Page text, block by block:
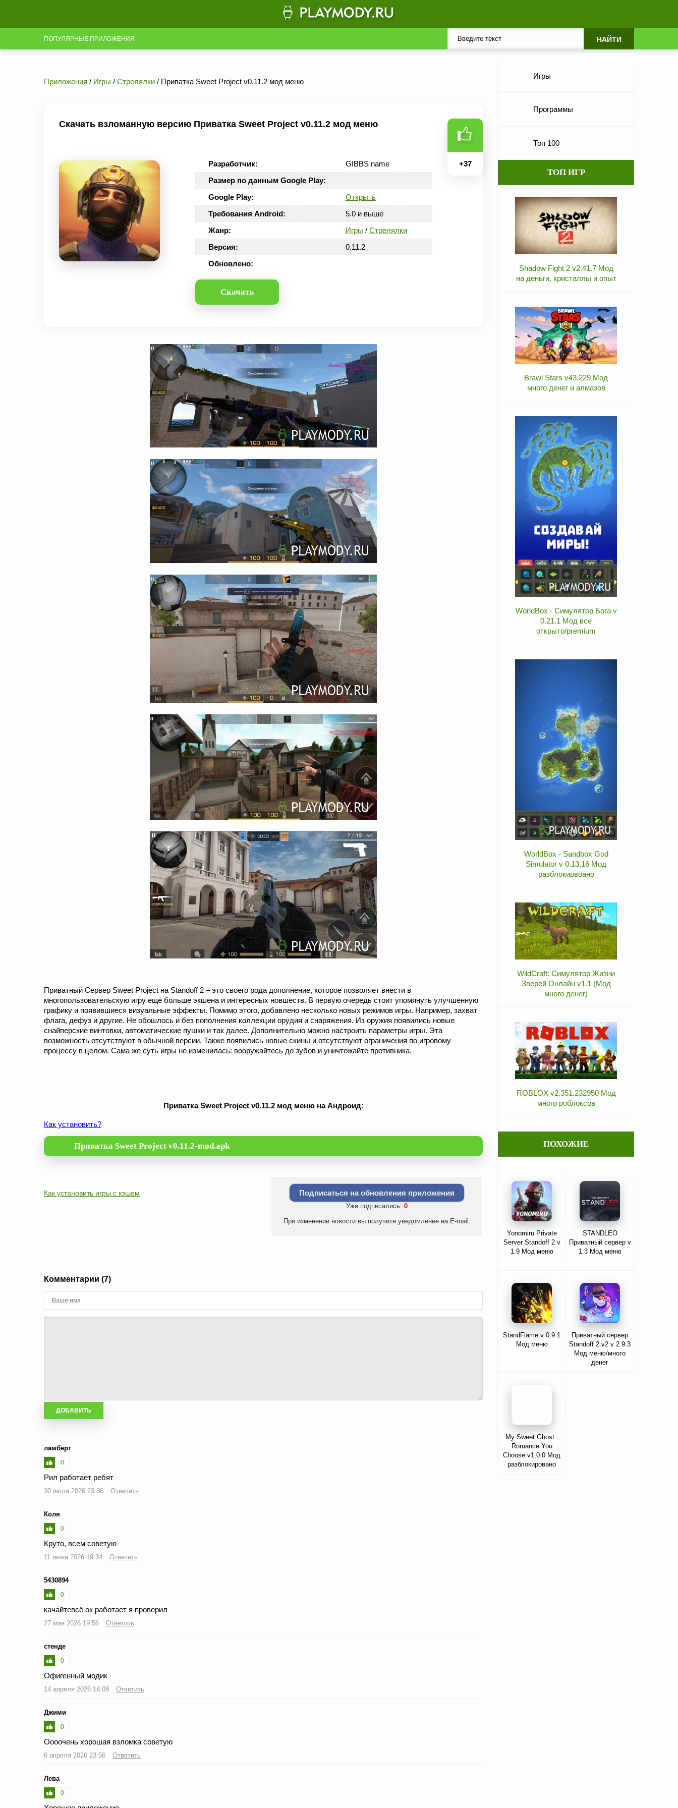
ПОПУЛЯРНЫЕ ПРИЛОЖЕНИЯ
Приложения / Игры / Стрелялки / Приватка Sweet Project v0.11.2 мод меню
Скачать взломанную версию Приватка Sweet Project v0.11.2 мод меню
Разработчик:
GIBBS name
Размер по данным Google Play:
Google Play:
Открыть
Требования Android:
5.0 и выше
Жанр:
Игры / Стрелялки
Версия:
0.11.2
Обновлено:
Скачать
+37
Приватный Сервер Sweet Project на Standoff 2 – это своего рода дополнение, которое позволяет внести в
многопользовательскую игру ещё больше экшена и интересных новшеств. В первую очередь стоит упомянуть улучшенную
графику и появившиеся визуальные эффекты. Помимо этого, добавлено несколько новых режимов игры. Например, захват
флага, дефуз и другие. Не обошлось и без пополнения коллекции орудия и снаряжения. Из оружия появились новые
снайперские винтовки, автоматические пушки и так далее. Дополнительно можно настроить параметры игры. Эта
возможность отсутствуют в обычной версии. Также появились новые скины и отсутствуют ограничения по игровому
процессу в целом. Сама же суть игры не изменилась: вооружайтесь до зубов и уничтожайте противника.
Приватка Sweet Project v0.11.2 мод меню на Андроид:
Как установить?
Приватка Sweet Project v0.11.2-mod.apk
Как установить игры с кэшем Подписаться на обновления приложения
Уже подписались: 0
При изменении новости вы получите уведомление на E-mail.
Комментарии (7)
ламберт
0
Рил работает ребят
30 июля 2026 23:36 Ответить
Коля
0
Круто, всем советую
11 июня 2026 19:34 Ответить
5430894
0
качайтевсё ок работает я проверил
27 мая 2026 19:56 Ответить
стенде
0
Офигенный модик
14 апреля 2026 14:08 Ответить
Джими
0
Оооочень хорошая взломка советую
6 апреля 2026 23:56 Ответить
Лева
0
Игры
Программы
Топ 100
ТОП ИГР
Shadow Fight 2 v2.41.7 Мод
на деньги, кристаллы и опыт
Brawl Stars v43.229 Мод
много денег и алмазов
WorldBox - Симулятор Бога v
0.21.1 Мод все
открыто/premium
WorldBox - Sandbox God
Simulator v 0.13.16 Мод
разблокирвоано
WildCraft: Симулятор Жизни
Зверей Онлайн v1.1 (Мод
много денег)
ROBLOX v2.351.232950 Мод
много роблоксов
ПОХОЖИЕ
Yonomiru Private
Server Standoff 2 v
1.9 Мод меню
STANDLEO
Приватный сервер v
1.3 Мод меню
StandFlame v 0.9.1
Мод меню
Приватный сервер
Standoff 2 v2 v 2.9.3
Мод меню/много
денег
My Sweet Ghost :
Romance You
Choose v1.0.0 Мод
разблокировано